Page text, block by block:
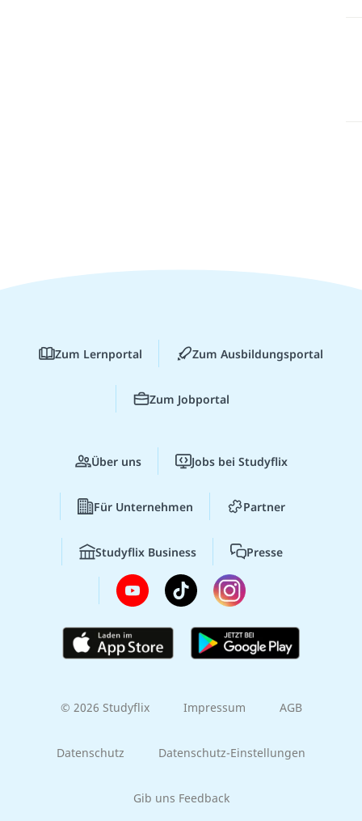
Zum Lernportal Zum Ausbildungsportal
Zum Jobportal
Über uns Jobs bei Studyflix
Für Unternehmen Partner
Studyflix Business Presse
© 2026 Studyflix Impressum AGB
Datenschutz Datenschutz-Einstellungen
Gib uns Feedback